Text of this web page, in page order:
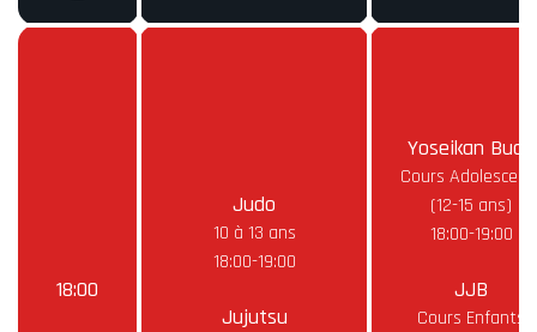
18:00
Judo
10 à 13 ans
18:00-19:00
Jujutsu
Yoseikan Budo
Cours
(12-15 ans)
18:00-19:00
JJB
Cours Enfants